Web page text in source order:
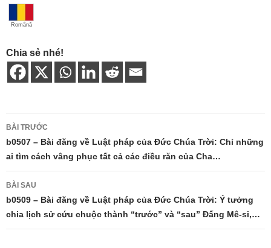
Română
Chia sẻ nhé!
Điều
hướng
bài
viết
BÀI TRƯỚC
b0507 – Bài đăng về Luật pháp của Đức Chúa Trời: Chỉ những
ai tìm cách vâng phục tất cả các điều răn của Cha…
BÀI SAU
b0509 – Bài đăng về Luật pháp của Đức Chúa Trời: Ý tưởng
chia lịch sử cứu chuộc thành “trước” và “sau” Đấng Mê-si,…